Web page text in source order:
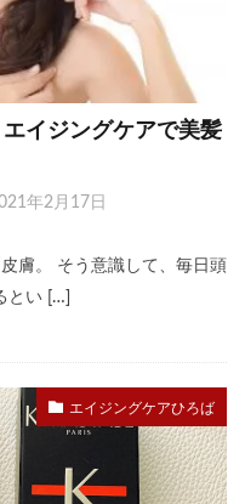
イジングケアで美髪
年2月17日
膚。 そう意識して、毎日頭
とい […]
エイジングケアひろば